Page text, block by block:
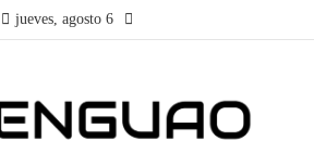
jueves, agosto 6